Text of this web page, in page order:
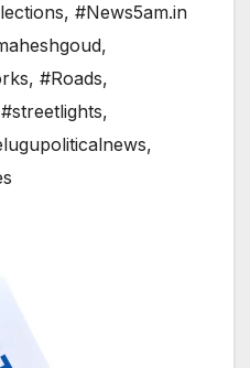
, #News5am.in
,
, #Roads,
#streetlights,
,